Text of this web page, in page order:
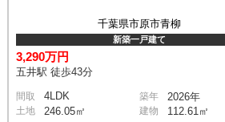
千葉県市原市青柳
新築一戸建て
3,290万円
五井駅 徒歩43分
間取 4LDK 築年 2026年
土地 246.05㎡ 建物 112.61㎡